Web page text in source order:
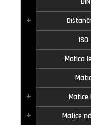
Matica
Matice
Matice